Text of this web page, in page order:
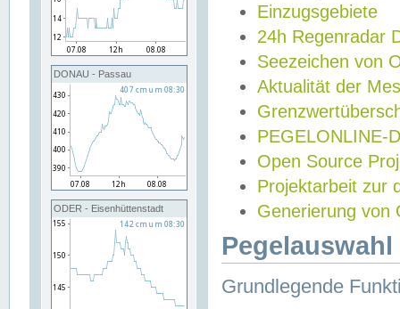
DONAU - Passau
ODER - Eisenhüttenstadt
Einzugsgebiete
24h Regenradar
Seezeichen von
Aktualität der
PEGELONLINE-
Open Source
Projektarbeit zur
Generierung von
Grundlegende